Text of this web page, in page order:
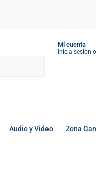
Mi cuenta
Inicia sesión
Audio y Video Zona